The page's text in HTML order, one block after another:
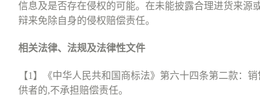
信息及是否存在侵权的可能。在未能披露合理进货来源
辩来免除自身的侵权赔偿责任。
相关法律、法规及法律性文件
【1 】《中华人民共和国商标法》第六十四条第二款：
供者的,不承担赔偿责任。